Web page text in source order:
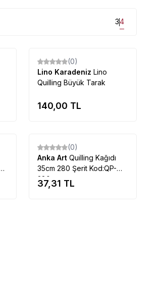
34
(0)
Lino Karadeniz Lino
Quilling Büyük Tarak
140,00 TL
(0)
Anka Art Quilling Kağıdı
35cm 280 Şerit Kod:QP-
280
37,31 TL